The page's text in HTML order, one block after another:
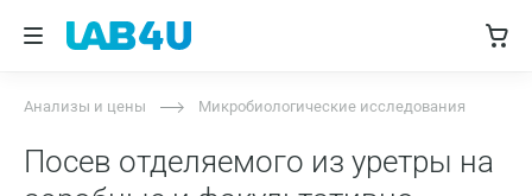
Анализы и цены Микробиологические исследования
Посев отделяемого из уретры на